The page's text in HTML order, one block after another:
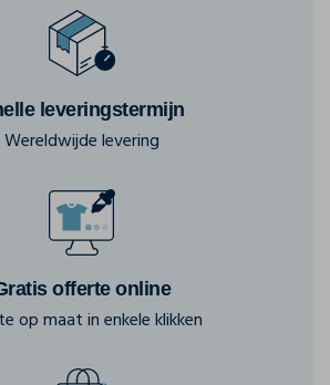
leveringstermijn
Wereldwijde levering
offerte online
op maat in enkele klikken